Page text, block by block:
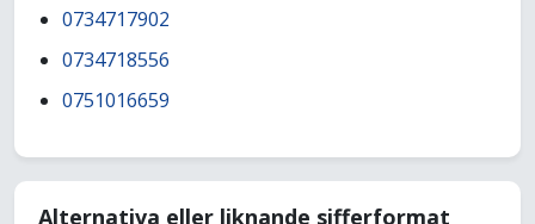
0734717902
0734718556
0751016659
Alternativa eller liknande sifferformat